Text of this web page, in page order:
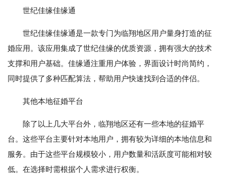
世纪佳缘佳缘通
世纪佳缘佳缘通是一款专门为临翔地区用户量身打造的征
婚应用。该应用集成了世纪佳缘的优质资源，拥有强大的技术
支撑和用户基础。佳缘通注重用户体验，界面设计时尚简约，
同时提供了多种匹配算法，帮助用户快速找到合适的伴侣。
其他本地征婚平台
除了以上几大平台外，临翔地区还有一些本地的征婚平
台。这些平台主要针对本地用户，拥有较为详细的本地信息和
服务。由于这些平台规模较小，用户数量和活跃度可能相对较
低。在选择时需根据个人需求进行权衡。